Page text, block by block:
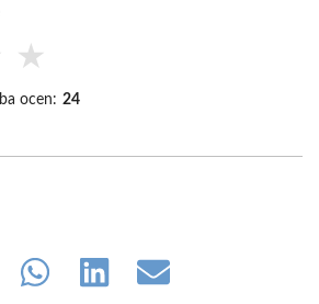
★
ocen: 24
Share
Share
Share